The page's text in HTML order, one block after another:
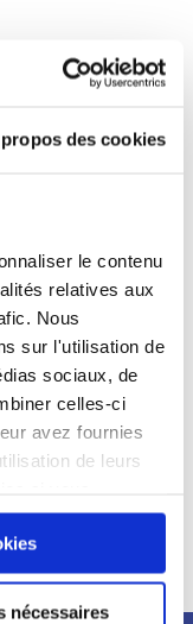
des cookies
le contenu
relatives aux
Nous
sur l'utilisation de
sociaux, de
celles-ci
avez fournies
de leurs
nécessaires